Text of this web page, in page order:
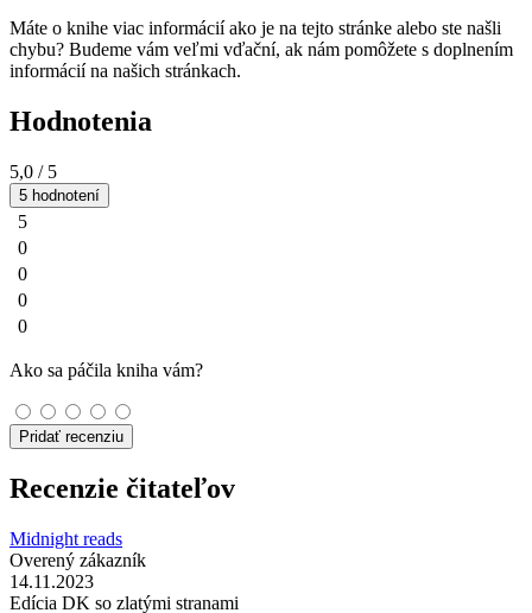
Máte o knihe viac informácií ako je na tejto stránke alebo ste našli
chybu? Budeme vám veľmi vďační, ak nám pomôžete s doplnením
informácií na našich stránkach.
Hodnotenia
5,0 / 5
5 hodnotení
5
0
0
0
0
Ako sa páčila kniha vám?
Pridať recenziu
Recenzie čitateľov
Midnight reads
Overený zákazník
14.11.2023
Edícia DK so zlatými stranami